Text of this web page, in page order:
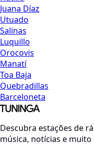
Juana Díaz
Utuado
Salinas
Luquillo
Orocovis
Manatí
Toa Baja
Quebradillas
Barceloneta
Descubra estações de
música, notícias e